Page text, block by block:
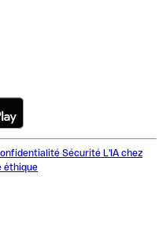
Sécurité L'IA chez
éthique